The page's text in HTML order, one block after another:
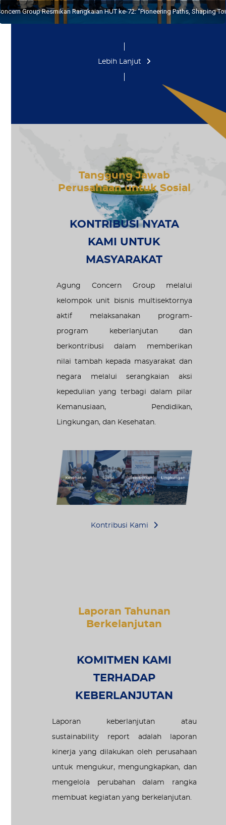
Group Resmikan Rangkaian HUT ke-72: “Pioneering Paths, Shaping
Lebih Lanjut
Tanggung Jawab
Perusahaan untuk Sosial
KONTRIBUSI NYATA
KAMI UNTUK
MASYARAKAT
Agung Concern Group melalui
kelompok unit bisnis multisektornya
aktif melaksanakan program-
program keberlanjutan dan
berkontribusi dalam memberikan
nilai tambah kepada masyarakat dan
negara melalui serangkaian aksi
kepedulian yang terbagi dalam pilar
Kemanusiaan, Pendidikan,
Lingkungan, dan Kesehatan.
Kontribusi Kami
Laporan Tahunan
Berkelanjutan
KOMITMEN KAMI
TERHADAP
KEBERLANJUTAN
Laporan keberlanjutan atau
sustainability report adalah laporan
kinerja yang dilakukan oleh perusahaan
untuk mengukur, mengungkapkan, dan
mengelola perubahan dalam rangka
membuat kegiatan yang berkelanjutan.